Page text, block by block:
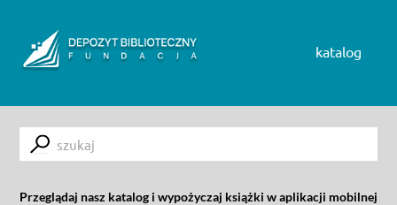
katalog
Submit
Przeglądaj nasz katalog i wypożyczaj książki w aplikacji mobilnej